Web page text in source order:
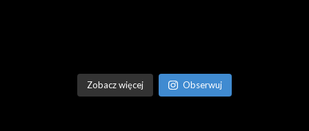
Zobacz więcej Obserwuj